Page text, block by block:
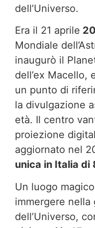
dell’Universo.
Era il 21 aprile
Mondiale
inaugurò il
dell’ex Macello,
un punto di
la divulgazione
età. Il centro
proiezione
aggiornato nel
unica in Italia di
Un luogo
immergere nella
dell’Universo,